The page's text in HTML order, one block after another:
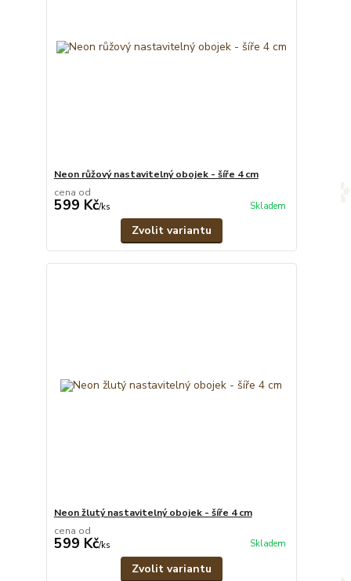
Neon růžový nastavitelný obojek - šíře 4 cm
cena od
599 Kč/ks Skladem
Zvolit variantu
Neon žlutý nastavitelný obojek - šíře 4 cm
cena od
599 Kč/ks Skladem
Zvolit variantu